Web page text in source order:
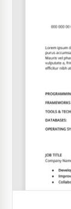
Google Docs